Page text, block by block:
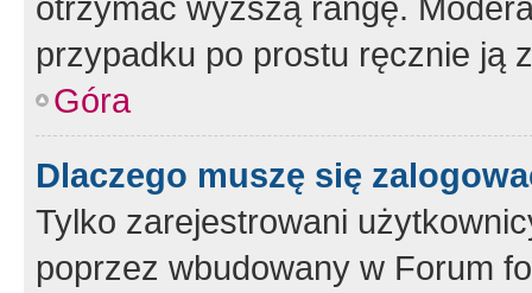
przypadku po prostu ręcznie ją
Góra
Dlaczego muszę się
Tylko zarejestrowani
poprzez wbudowany w Forum